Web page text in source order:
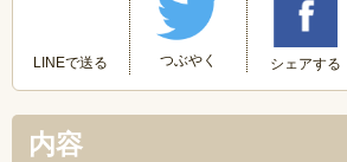
LINEで送る つぶやく シェアする
内容